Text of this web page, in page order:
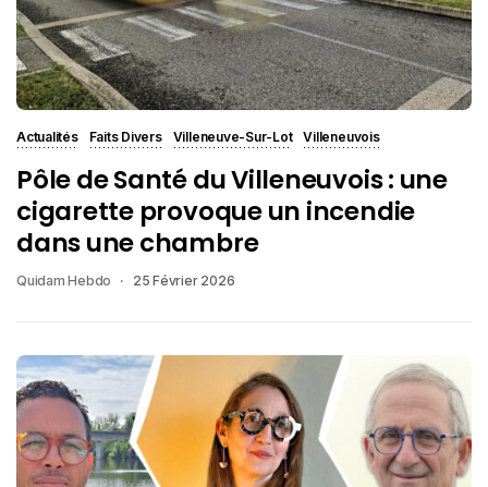
Actualités Faits Divers Villeneuve-Sur-Lot Villeneuvois
Pôle de Santé du Villeneuvois : une
cigarette provoque un incendie
dans une chambre
Quidam Hebdo 25 Février 2026